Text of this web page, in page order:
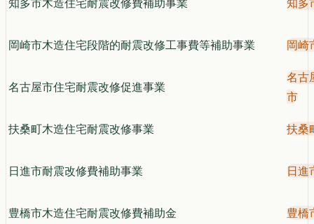
岡崎市木造住宅段階的耐震改修工事費等補助事業 岡崎
名古屋市住宅耐震改修促進事業
名古
市
扶桑町木造住宅耐震改修事業 扶桑
日進市耐震改修費補助事業 日進
豊橋市木造住宅耐震改修費補助金 豊橋